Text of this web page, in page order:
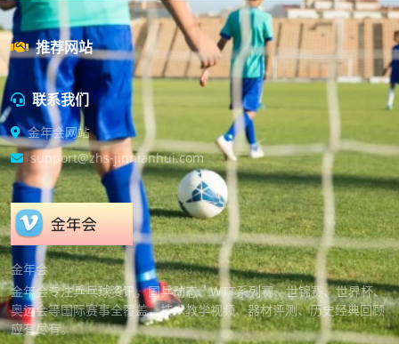
推荐网站
联系我们
金年会网站
support@zhs-jinnianhui.com
金年会
金年会专注乒乓球资讯，国乒动态、WTT系列赛、世锦赛、世界杯、
奥运会等国际赛事全覆盖，技术教学视频、器材评测、历史经典回顾
应有尽有。